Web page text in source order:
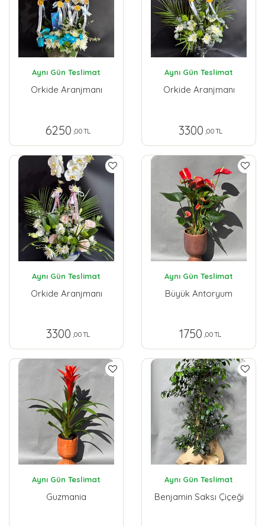
Aynı Gün Teslimat
Orkide Aranjmanı
6250 ,00 TL
Aynı Gün Teslimat
Orkide Aranjmanı
3300 ,00 TL
Aynı Gün Teslimat
Orkide Aranjmanı
3300 ,00 TL
Aynı Gün Teslimat
Büyük Antoryum
1750 ,00 TL
Aynı Gün Teslimat
Guzmania
Aynı Gün Teslimat
Benjamin Saksı Çiçeği